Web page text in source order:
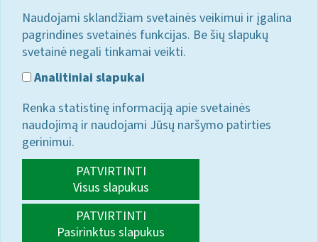
Naudojami sklandžiam svetainės veikimui ir įgalina
pagrindines svetainės funkcijas. Be šių slapukų
svetainė negali tinkamai veikti.
Analitiniai slapukai
Renka statistinę informaciją apie svetainės
naudojimą ir naudojami Jūsų naršymo patirties
gerinimui.
PATVIRTINTI
Visus slapukus
PATVIRTINTI
Pasirinktus slapukus